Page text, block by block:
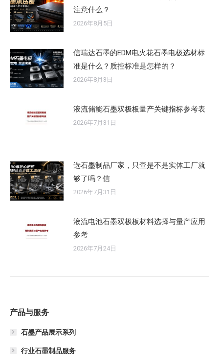
注意什么？
2026年8月5日
信瑞达石墨的EDM电火花石墨电极选材标
准是什么？质控标准是怎样的？
2026年8月3日
液流储能石墨双极板量产关键指标参考表
2026年7月31日
选石墨制品厂家，只查是不是实体工厂就
够了吗？信
2026年7月31日
液流电池石墨双极板材料选择与量产应用
参考
2026年7月24日
产品与服务
石墨产品展示系列
行业石墨制品服务